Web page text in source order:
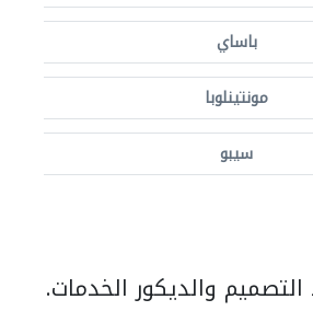
باساي
مونتينلوبا
سيبو
والديكور الخدمات.